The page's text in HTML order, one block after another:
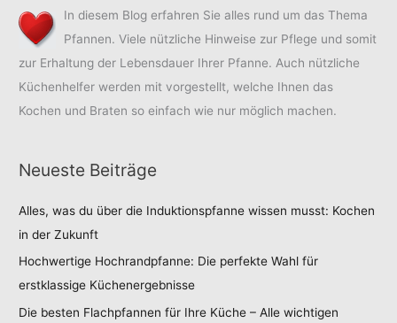
In diesem Blog erfahren Sie alles rund um das Thema
Pfannen. Viele nützliche Hinweise zur Pflege und somit
zur Erhaltung der Lebensdauer Ihrer Pfanne. Auch nützliche
Küchenhelfer werden mit vorgestellt, welche Ihnen das
Kochen und Braten so einfach wie nur möglich machen.
Neueste Beiträge
Alles, was du über die Induktionspfanne wissen musst: Kochen
in der Zukunft
Hochwertige Hochrandpfanne: Die perfekte Wahl für
erstklassige Küchenergebnisse
Die besten Flachpfannen für Ihre Küche – Alle wichtigen